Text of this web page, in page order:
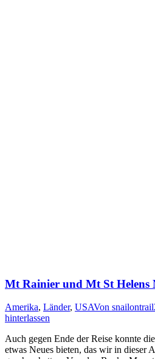
Mt Rainier und Mt St Helens
Amerika, Länder, USAVon snailontrail
hinterlassen
Auch gegen Ende der Reise konnte
etwas Neues bieten, das wir in dieser